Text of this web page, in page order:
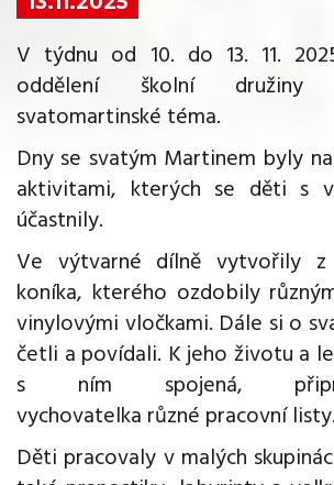
V týdnu od 10. do 13. 11.
oddělení školní
svatomartinské téma.
Dny se svatým Martinem byly
aktivitami, kterých se děti s
účastnily.
Ve výtvarné dílně vytvořily
koníka, kterého ozdobily
vinylovými vločkami. Dále si o
četli a povídali. K jeho životu a
s ním spojená,
vychovatelka různé pracovní listy.
Děti pracovaly v malých